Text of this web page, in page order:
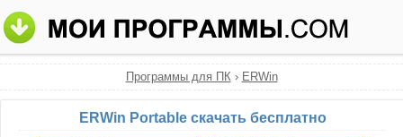
Программы для ПК› ERWin
ERWin Portable скачать бесплатно